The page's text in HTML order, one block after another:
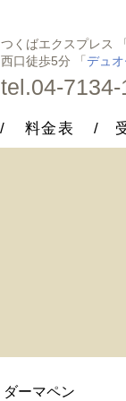
つくばエクスプレス
西口徒歩5分 「 デュ
tel.04-
料金表
ダーマペン